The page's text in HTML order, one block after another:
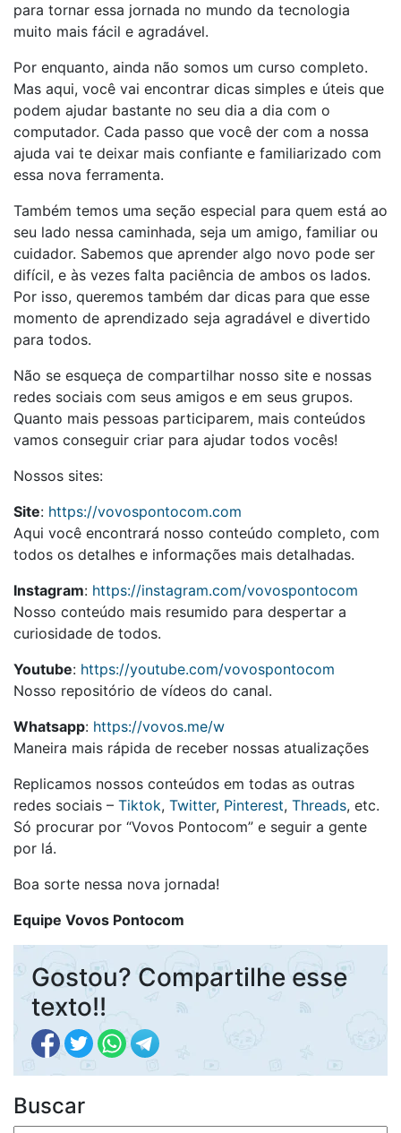
para tornar essa jornada no mundo da tecnologia
muito mais fácil e agradável.
Por enquanto, ainda não somos um curso completo.
Mas aqui, você vai encontrar dicas simples e úteis que
podem ajudar bastante no seu dia a dia com o
computador. Cada passo que você der com a nossa
ajuda vai te deixar mais confiante e familiarizado com
essa nova ferramenta.
Também temos uma seção especial para quem está ao
seu lado nessa caminhada, seja um amigo, familiar ou
cuidador. Sabemos que aprender algo novo pode ser
difícil, e às vezes falta paciência de ambos os lados.
Por isso, queremos também dar dicas para que esse
momento de aprendizado seja agradável e divertido
para todos.
Não se esqueça de compartilhar nosso site e nossas
redes sociais com seus amigos e em seus grupos.
Quanto mais pessoas participarem, mais conteúdos
vamos conseguir criar para ajudar todos vocês!
Nossos sites:
Site: https://vovospontocom.com
Aqui você encontrará nosso conteúdo completo, com
todos os detalhes e informações mais detalhadas.
Instagram: https://instagram.com/vovospontocom
Nosso conteúdo mais resumido para despertar a
curiosidade de todos.
Youtube: https://youtube.com/vovospontocom
Nosso repositório de vídeos do canal.
Whatsapp: https://vovos.me/w
Maneira mais rápida de receber nossas atualizações
Replicamos nossos conteúdos em todas as outras
redes sociais – Tiktok, Twitter, Pinterest, Threads, etc.
Só procurar por “Vovos Pontocom” e seguir a gente
por lá.
Boa sorte nessa nova jornada!
Equipe Vovos Pontocom
Gostou? Compartilhe esse
texto!!
Buscar